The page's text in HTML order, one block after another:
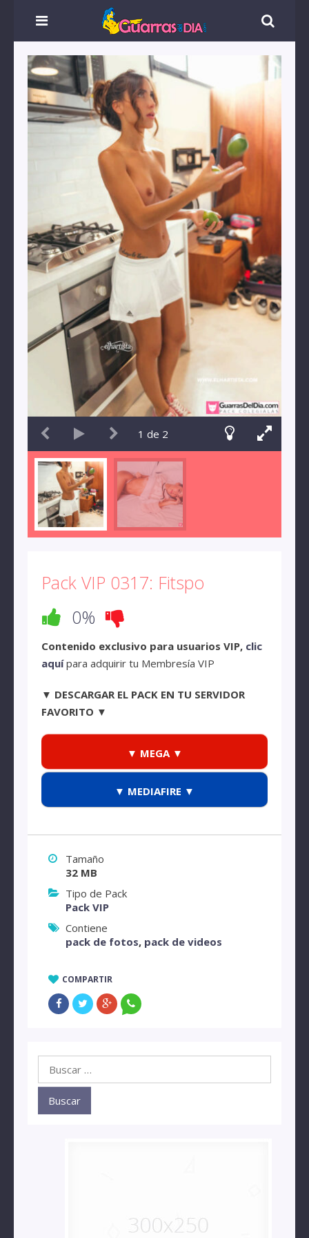
1 de 2
Pack VIP 0317: Fitspo
0%
Contenido exclusivo para usuarios VIP, clic
aquípara adquirir tu Membresía VIP
▼ DESCARGAR EL PACK EN TU SERVIDOR
FAVORITO ▼
▼ MEGA ▼
▼ MEDIAFIRE ▼
Tamaño
32 MB
Tipo de Pack
Pack VIP
Contiene
pack de fotos, pack de videos
COMPARTIR